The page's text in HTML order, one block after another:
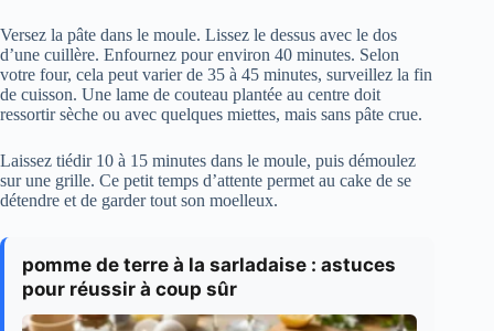
Versez la pâte dans le moule. Lissez le dessus avec le dos
d’une cuillère. Enfournez pour environ 40 minutes. Selon
votre four, cela peut varier de 35 à 45 minutes, surveillez la fin
de cuisson. Une lame de couteau plantée au centre doit
ressortir sèche ou avec quelques miettes, mais sans pâte crue.
Laissez tiédir 10 à 15 minutes dans le moule, puis démoulez
sur une grille. Ce petit temps d’attente permet au cake de se
détendre et de garder tout son moelleux.
pomme de terre à la sarladaise : astuces
pour réussir à coup sûr